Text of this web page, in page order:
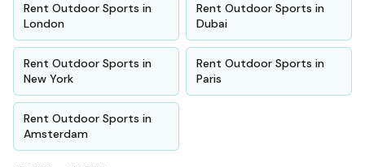
Rent Outdoor Sports in
London
Rent Outdoor Sports in
Dubai
Rent Outdoor Sports in
New York
Rent Outdoor Sports in
Paris
Rent Outdoor Sports in
Amsterdam